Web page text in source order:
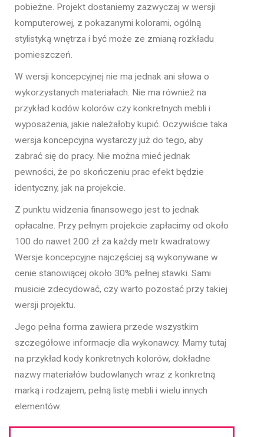
pobieżne. Projekt dostaniemy zazwyczaj w wersji
komputerowej, z pokazanymi kolorami, ogólną
stylistyką wnętrza i być może ze zmianą rozkładu
pomieszczeń.
W wersji koncepcyjnej nie ma jednak ani słowa o
wykorzystanych materiałach. Nie ma również na
przykład kodów kolorów czy konkretnych mebli i
wyposażenia, jakie należałoby kupić. Oczywiście taka
wersja koncepcyjna wystarczy już do tego, aby
zabrać się do pracy. Nie można mieć jednak
pewności, że po skończeniu prac efekt będzie
identyczny, jak na projekcie.
Z punktu widzenia finansowego jest to jednak
opłacalne. Przy pełnym projekcie zapłacimy od około
100 do nawet 200 zł za każdy metr kwadratowy.
Wersje koncepcyjne najczęściej są wykonywane w
cenie stanowiącej około 30% pełnej stawki. Sami
musicie zdecydować, czy warto pozostać przy takiej
wersji projektu.
Jego pełna forma zawiera przede wszystkim
szczegółowe informacje dla wykonawcy. Mamy tutaj
na przykład kody konkretnych kolorów, dokładne
nazwy materiałów budowlanych wraz z konkretną
marką i rodzajem, pełną listę mebli i wielu innych
elementów.